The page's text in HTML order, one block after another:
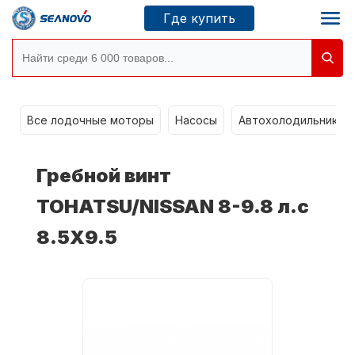
Где купить
Новосибирск
Где купить
Моторы SEANOVO
Все лодочные моторы Насосы Автохолодильники
Гребной винт
TOHATSU/NISSAN 8-9.8 л.с
8.5Х9.5